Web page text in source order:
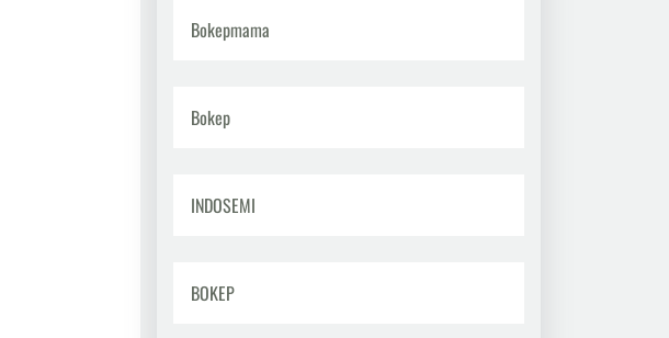
Bokepmama
Bokep
INDOSEMI
BOKEP